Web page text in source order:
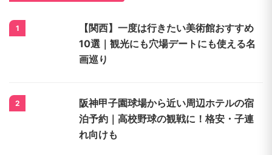
1
【関西】一度は行きたい美術館おすすめ
10選｜観光にも穴場デートにも使える名
画巡り
2
阪神甲子園球場から近い周辺ホテルの宿
泊予約｜高校野球の観戦に！格安・子連
れ向けも